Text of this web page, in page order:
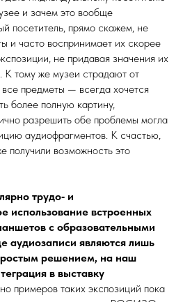
и зачем это вообще
посетитель, прямо скажем, не
и часто воспринимает их скорее
не придавая значения их
тому же музеи страдают от
предметы — всегда хочется
более полную картину,
разрешить обе проблемы могла
аудио­фраг­мен­тов. К счастью,
получили возможность это
трудо‑ и
использование встроенных
с образовательными
аудио­за­пи­си являются лишь
решением, на наш
в выставку
примеров таких экспозиций пока